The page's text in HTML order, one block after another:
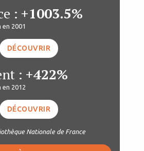
: +1003.5%
2001
DÉCOUVRIR
: +422%
en 2012
DÉCOUVRIR
Nationale de France